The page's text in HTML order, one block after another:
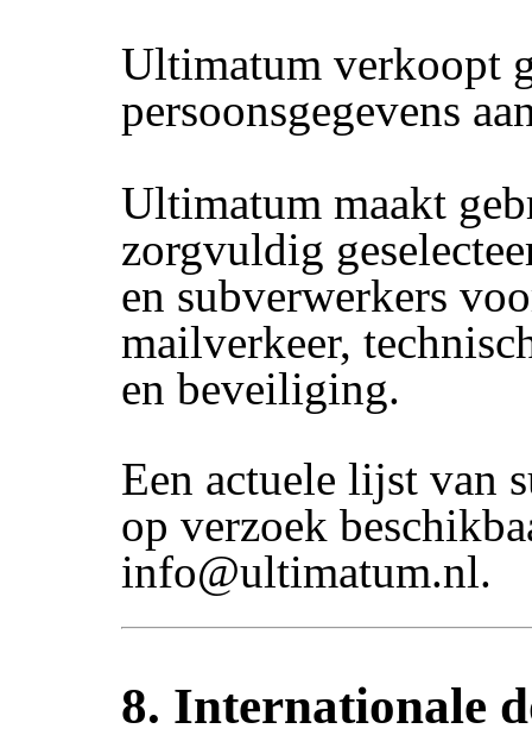
Ultimatum verkoopt
persoonsgegevens
Ultimatum maakt
zorgvuldig
en subverwerkers
mailverkeer,
en beveiliging.
Een actuele lijst van
op verzoek
info@ultimatum.nl.
8. Internationale